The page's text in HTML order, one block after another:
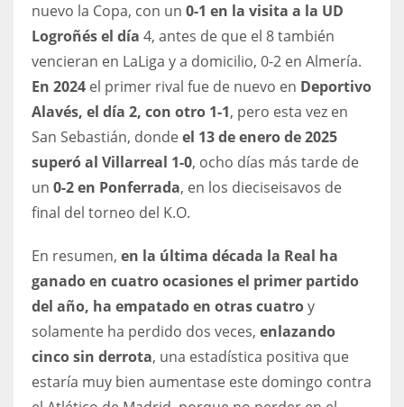
nuevo la Copa, con un 0-1 en la visita a la UD
Logroñés el día 4, antes de que el 8 también
vencieran en LaLiga y a domicilio, 0-2 en Almería.
En 2024 el primer rival fue de nuevo en Deportivo
Alavés, el día 2, con otro 1-1, pero esta vez en
San Sebastián, dondeel 13 de enero de 2025
superó al Villarreal 1-0, ocho días más tarde de
un 0-2 en Ponferrada, en los dieciseisavos de
final del torneo del K.O.
En resumen, en la última década la Real ha
ganado en cuatro ocasiones el primer partido
del año, ha empatado en otras cuatroy
solamente ha perdido dos veces, enlazando
cinco sin derrota, una estadística positiva que
estaría muy bien aumentase este domingo contra